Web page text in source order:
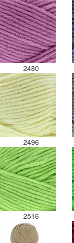
2480
2496
2516